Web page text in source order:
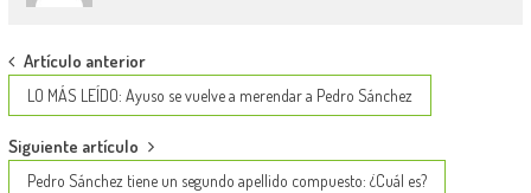
Post
navigation
Artículo anterior
LO MÁS LEÍDO: Ayuso se vuelve a merendar a Pedro Sánchez
Siguiente artículo
Pedro Sánchez tiene un segundo apellido compuesto: ¿Cuál es?